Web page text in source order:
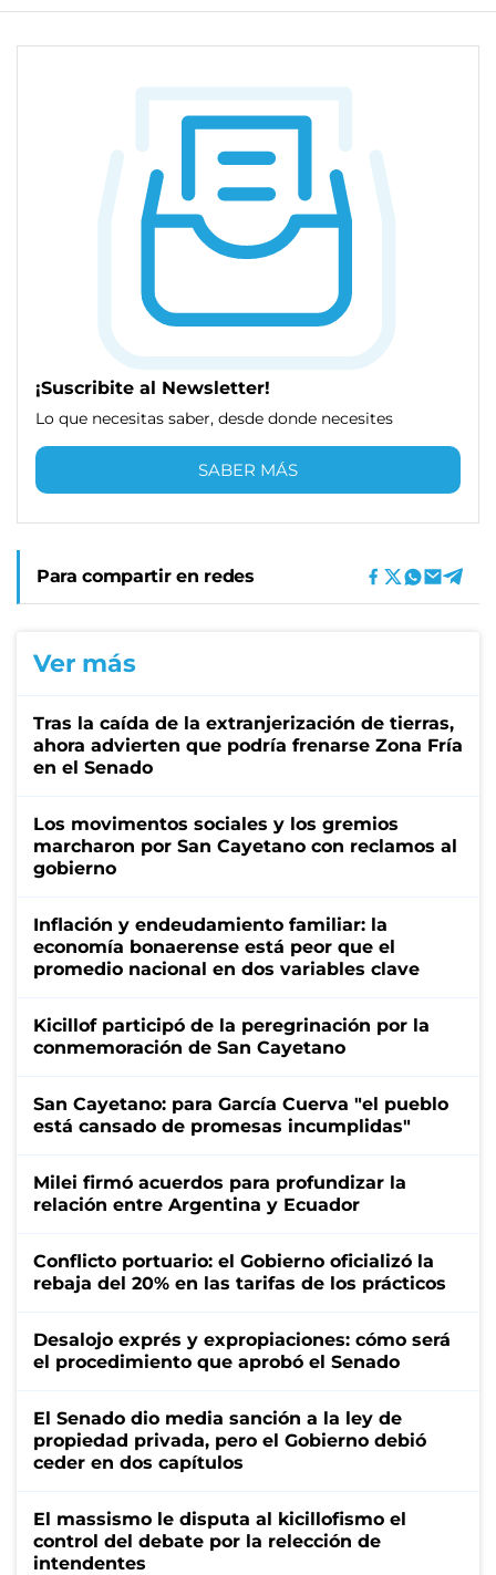
¡Suscribite al Newsletter!
Lo que necesitas saber, desde donde necesites
SABER MÁS
Para compartir en redes
Ver más
Tras la caída de la extranjerización de tierras,
ahora advierten que podría frenarse Zona Fría
en el Senado
Los movimentos sociales y los gremios
marcharon por San Cayetano con reclamos al
gobierno
Inflación y endeudamiento familiar: la
economía bonaerense está peor que el
promedio nacional en dos variables clave
Kicillof participó de la peregrinación por la
conmemoración de San Cayetano
San Cayetano: para García Cuerva "el pueblo
está cansado de promesas incumplidas"
Milei firmó acuerdos para profundizar la
relación entre Argentina y Ecuador
Conflicto portuario: el Gobierno oficializó la
rebaja del 20% en las tarifas de los prácticos
Desalojo exprés y expropiaciones: cómo será
el procedimiento que aprobó el Senado
El Senado dio media sanción a la ley de
propiedad privada, pero el Gobierno debió
ceder en dos capítulos
El massismo le disputa al kicillofismo el
control del debate por la relección de
intendentes